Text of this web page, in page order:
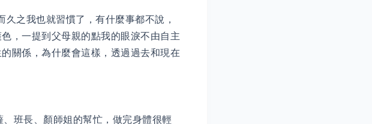
之我也就習慣了，有什麼事都不說，
，一提到父母親的點我的眼淚不由自主
關係，為什麼會這樣，透過過去和現在
班長、顏師姐的幫忙，做完身體很輕